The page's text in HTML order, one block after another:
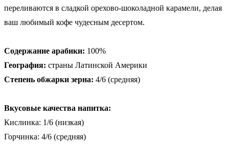
переливаются в сладкой орехово-шоколадной карамели, делая
ваш любимый кофе чудесным десертом.
Содержание арабики: 100%
География: страны Латинской Америки
Степень обжарки зерна: 4/6 (средняя)
Вкусовые качества напитка:
Кислинка: 1/6 (низкая)
Горчинка: 4/6 (средняя)